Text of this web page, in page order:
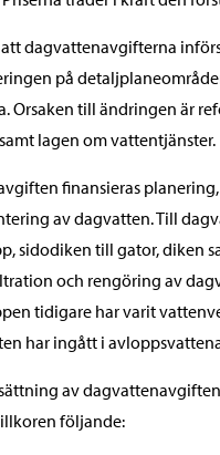
dagvattenavgifterna
på
Orsaken till ändringen är
lagen om vattentjänster.
finansieras
av dagvatten. Till
sidodiken till gator, diken
och rengöring av
tidigare har varit
har ingått i
av
följande: